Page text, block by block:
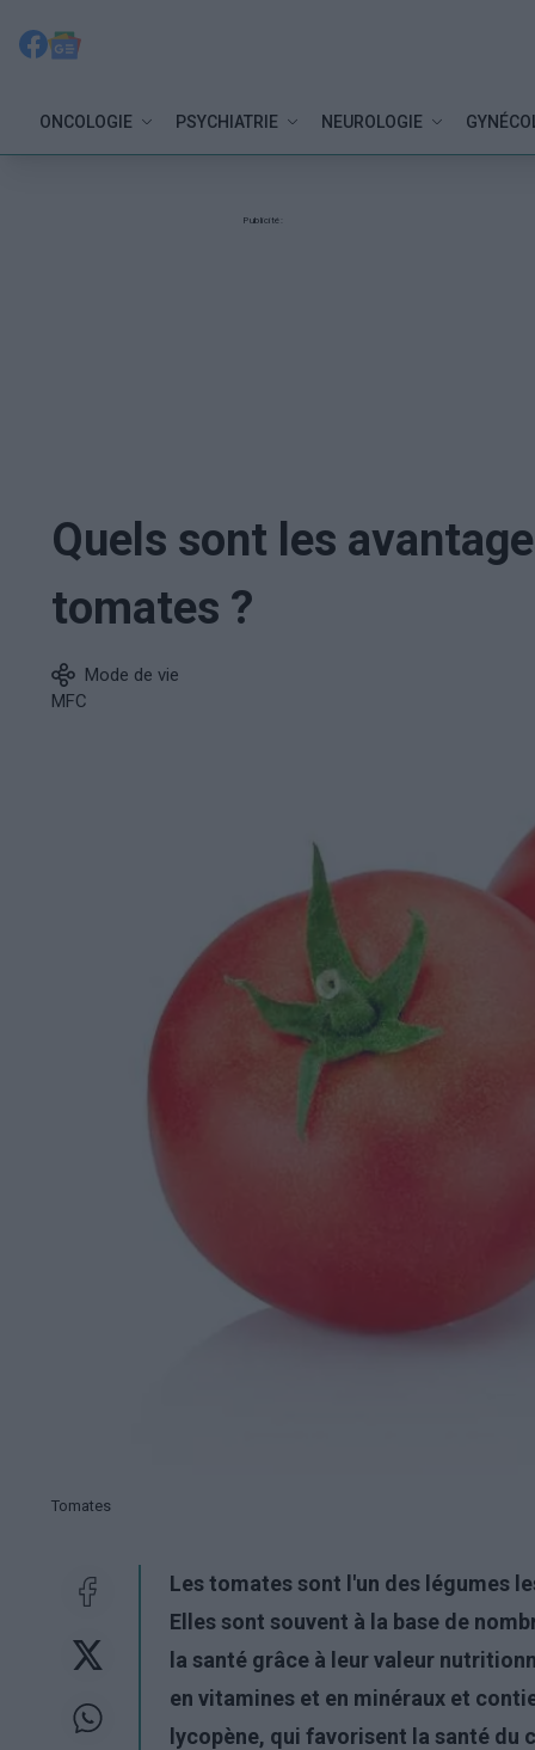
ONCOLOGIE PSYCHIATRIE NEUROLOGIE
Publicité:
Quels sont les
tomates ?
Mode de vie
MFC
Tomates
Les tomates sont l'un des légumes
Elles sont souvent à la base de
la santé grâce à leur valeur
en vitamines et en minéraux et
lycopène, qui favorisent la santé